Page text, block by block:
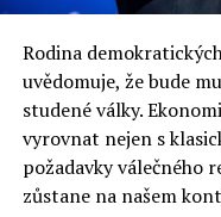
Rodina
uvědomuje, že bude
studené války.
vyrovnat nejen s
požadavky válečného
zůstane na našem